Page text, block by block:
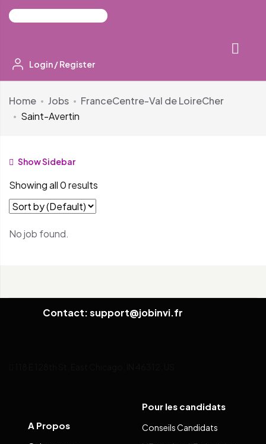
Login /Register
Home Jobs FranceCentre-Val de LoireCher
Saint-Avertin
Show Sidebar
Showing all 0 results
No job found.
Contact: support@jobinvi.fr
A Propos
Pour les candidats
Conseils Candidats